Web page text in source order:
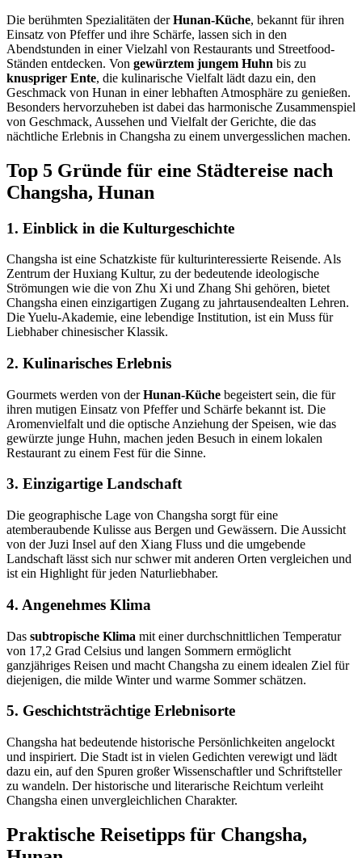
Die berühmten Spezialitäten derHunan-Küche, bekannt für ihren
Einsatz von Pfeffer und ihre Schärfe, lassen sich in den
Abendstunden in einer Vielzahl von Restaurants und Streetfood-
Ständen entdecken. Von gewürztem jungem Huhn bis zu
knuspriger Ente, die kulinarische Vielfalt lädt dazu ein, den
Geschmack von Hunan in einer lebhaften Atmosphäre zu genießen.
Besonders hervorzuheben ist dabei das harmonische Zusammenspiel
von Geschmack, Aussehen und Vielfalt der Gerichte, die das
nächtliche Erlebnis in Changsha zu einem unvergesslichen machen.
Top 5 Gründe für eine Städtereise nach
Changsha, Hunan
1. Einblick in die Kulturgeschichte
Changsha ist eine Schatzkiste für kulturinteressierte Reisende. Als
Zentrum der Huxiang Kultur, zu der bedeutende ideologische
Strömungen wie die von Zhu Xi und Zhang Shi gehören, bietet
Changsha einen einzigartigen Zugang zu jahrtausendealten Lehren.
Die Yuelu-Akademie, eine lebendige Institution, ist ein Muss für
Liebhaber chinesischer Klassik.
2. Kulinarisches Erlebnis
Gourmets werden von derHunan-Küche begeistert sein, die für
ihren mutigen Einsatz von Pfeffer und Schärfe bekannt ist. Die
Aromenvielfalt und die optische Anziehung der Speisen, wie das
gewürzte junge Huhn, machen jeden Besuch in einem lokalen
Restaurant zu einem Fest für die Sinne.
3. Einzigartige Landschaft
Die geographische Lage von Changsha sorgt für eine
atemberaubende Kulisse aus Bergen und Gewässern. Die Aussicht
von der Juzi Insel auf den Xiang Fluss und die umgebende
Landschaft lässt sich nur schwer mit anderen Orten vergleichen und
ist ein Highlight für jeden Naturliebhaber.
4. Angenehmes Klima
Das subtropische Klima mit einer durchschnittlichen Temperatur
von 17,2 Grad Celsius und langen Sommern ermöglicht
ganzjähriges Reisen und macht Changsha zu einem idealen Ziel für
diejenigen, die milde Winter und warme Sommer schätzen.
5. Geschichtsträchtige Erlebnisorte
Changsha hat bedeutende historische Persönlichkeiten angelockt
und inspiriert. Die Stadt ist in vielen Gedichten verewigt und lädt
dazu ein, auf den Spuren großer Wissenschaftler und Schriftsteller
zu wandeln. Der historische und literarische Reichtum verleiht
Changsha einen unvergleichlichen Charakter.
Praktische Reisetipps für Changsha,